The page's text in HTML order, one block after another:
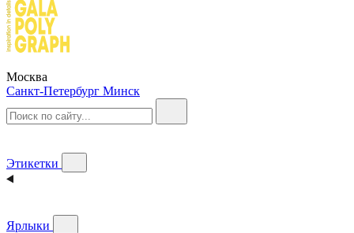
Москва
Санкт-Петербург Минск
Этикетки
Ярлыки